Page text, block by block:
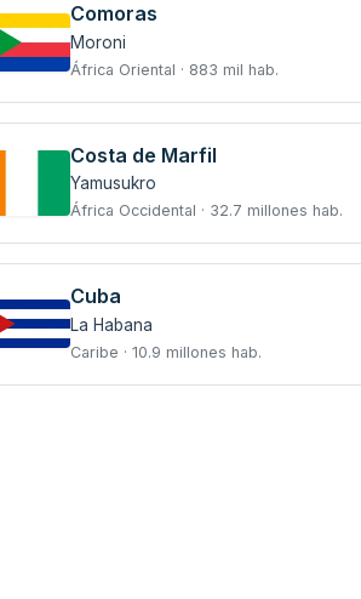
Comoras
Moroni
África Oriental · 883 mil hab.
Costa de Marfil
Yamusukro
África Occidental · 32.7 millones hab.
Cuba
La Habana
Caribe · 10.9 millones hab.